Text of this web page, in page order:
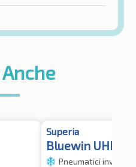
Superia
Bluewin UHP2
Pneumatici invernali